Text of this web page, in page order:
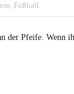
, Fußball
der Pfeife. Wenn